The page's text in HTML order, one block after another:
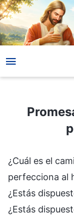
Promesas a
¿Cuál es el
perfecciona al
¿Estás
¿Estás